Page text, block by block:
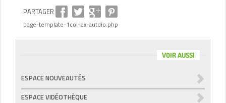
PARTAGER
page-template-1col-ex-autdio.php
VOIR AUSSI
ESPACE NOUVEAUTÉS
ESPACE VIDÉOTHÈQUE